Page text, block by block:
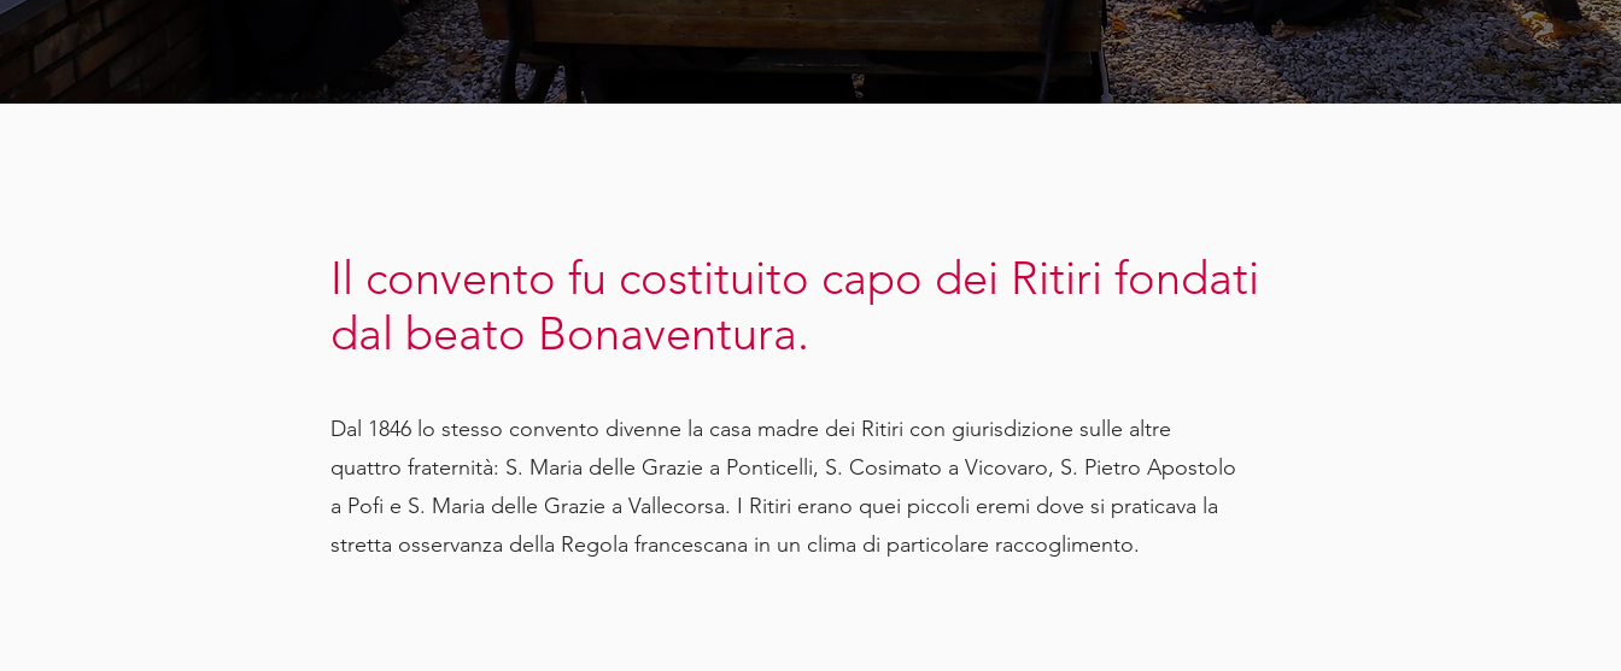
Il convento fu costituito capo dei Ritiri fondati
dal beato Bonaventura.
Dal 1846 lo stesso convento divenne la casa madre dei Ritiri con giurisdizione sulle altre
quattro fraternità: S. Maria delle Grazie a Ponticelli, S. Cosimato a Vicovaro, S. Pietro Apostolo
a Pofi e S. Maria delle Grazie a Vallecorsa. I Ritiri erano quei piccoli eremi dove si praticava la
stretta osservanza della Regola francescana in un clima di particolare raccoglimento. ​